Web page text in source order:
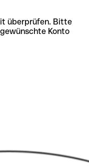
überprüfen. Bitte
Konto